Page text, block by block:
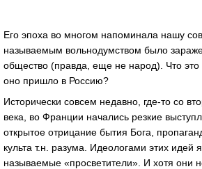
Его эпоха во многом напоминала нашу
называемым вольнодумством было
общество (правда, еще не народ). Что это
оно пришло в Россию?
Исторически совсем недавно, где-то со
века, во Франции начались резкие
открытое отрицание бытия Бога,
культа т.н. разума. Идеологами этих идей
называемые «просветители». И хотя они